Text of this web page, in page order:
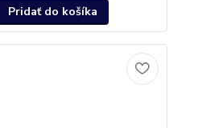
Pridať do košíka